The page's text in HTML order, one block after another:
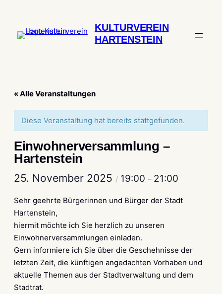
KULTURVEREIN
HARTENSTEIN
« Alle Veranstaltungen
Diese Veranstaltung hat bereits stattgefunden.
Einwohnerversammlung –
Hartenstein
25. November 2025 / 19:00 – 21:00
Sehr geehrte Bürgerinnen und Bürger der Stadt
Hartenstein,
hiermit möchte ich Sie herzlich zu unseren
Einwohnerversammlungen einladen.
Gern informiere ich Sie über die Geschehnisse der
letzten Zeit, die künftigen angedachten Vorhaben und
aktuelle Themen aus der Stadtverwaltung und dem
Stadtrat.